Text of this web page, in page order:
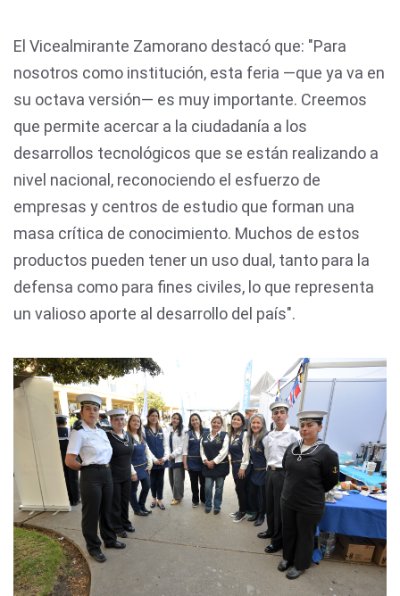
El Vicealmirante Zamorano destacó que: "Para
nosotros como institución, esta feria —que ya va en
su octava versión— es muy importante. Creemos
que permite acercar a la ciudadanía a los
desarrollos tecnológicos que se están realizando a
nivel nacional, reconociendo el esfuerzo de
empresas y centros de estudio que forman una
masa crítica de conocimiento. Muchos de estos
productos pueden tener un uso dual, tanto para la
defensa como para fines civiles, lo que representa
un valioso aporte al desarrollo del país".